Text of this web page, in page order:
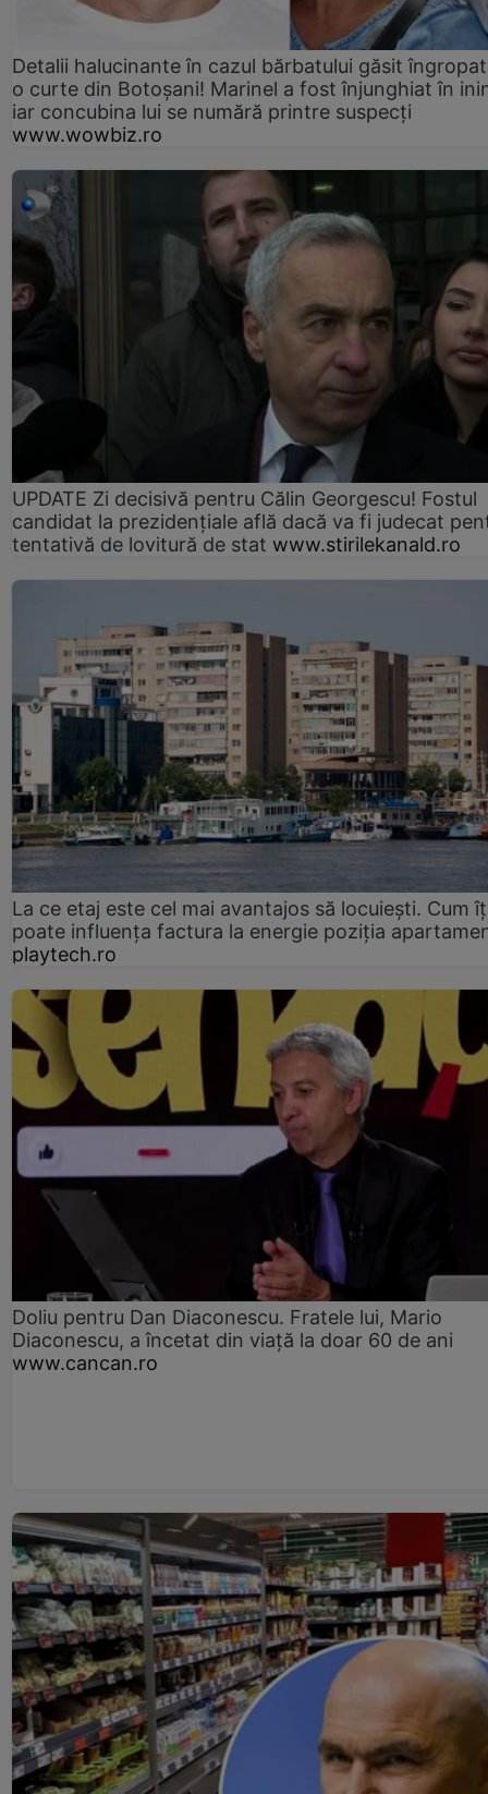
Detalii halucinante în cazul bărbatului găsit
o curte din Botoșani! Marinel a fost înjunghiat în
iar concubina lui se numără printre suspecți
www.wowbiz.ro
UPDATE Zi decisivă pentru Călin Georgescu! Fostul
candidat la prezidențiale află dacă va fi judecat
tentativă de lovitură de stat www.stirilekanald.ro
La ce etaj este cel mai avantajos să locuiești. Cum
poate influența factura la energie poziția
playtech.ro
Doliu pentru Dan Diaconescu. Fratele lui, Mario
Diaconescu, a încetat din viață la doar 60 de ani
www.cancan.ro